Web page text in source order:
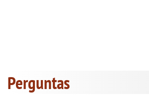
Perguntas